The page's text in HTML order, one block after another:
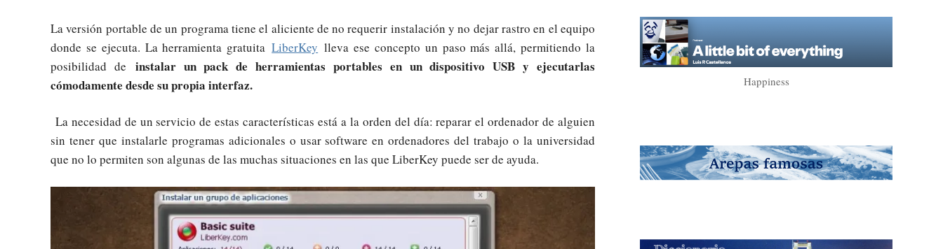
La versión portable de un programa tiene el aliciente de no requerir instalación y no dejar rastro en el equipo
donde se ejecuta. La herramienta gratuitaLiberKey lleva ese concepto un paso más allá, permitiendo la
posibilidad de instalar un pack de herramientas portables en un dispositivo USB y ejecutarlas
cómodamente desde su propia interfaz.
La necesidad de un servicio de estas características está a la orden del día: reparar el ordenador de alguien
sin tener que instalarle programas adicionales o usar software en ordenadores del trabajo o la universidad
que no lo permiten son algunas de las muchas situaciones en las que LiberKey puede ser de ayuda.
Happiness